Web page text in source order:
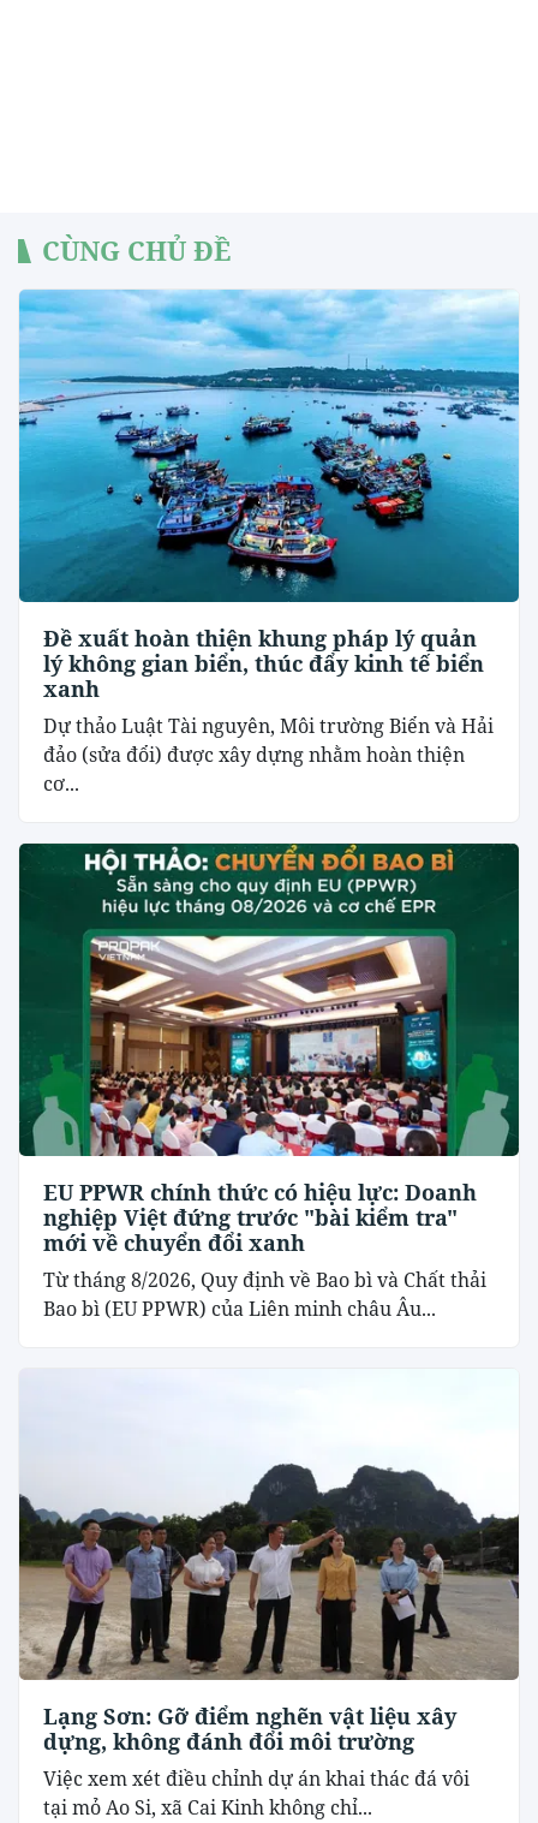
CÙNG CHỦ ĐỀ
Đề xuất hoàn thiện khung pháp lý quản
lý không gian biển, thúc đẩy kinh tế biển
xanh
Dự thảo Luật Tài nguyên, Môi trường Biển và Hải
đảo (sửa đổi) được xây dựng nhằm hoàn thiện
cơ...
EU PPWR chính thức có hiệu lực: Doanh
nghiệp Việt đứng trước "bài kiểm tra"
mới về chuyển đổi xanh
Từ tháng 8/2026, Quy định về Bao bì và Chất thải
Bao bì (EU PPWR) của Liên minh châu Âu...
Lạng Sơn: Gỡ điểm nghẽn vật liệu xây
dựng, không đánh đổi môi trường
Việc xem xét điều chỉnh dự án khai thác đá vôi
tại mỏ Ao Si, xã Cai Kinh không chỉ...